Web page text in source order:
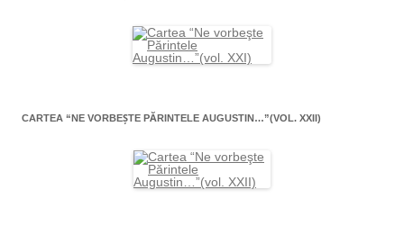
CARTEA “NE VORBEŞTE PĂRINTELE AUGUSTIN…”(VOL. XXII)